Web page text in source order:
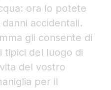
ora lo potete
accidentali.
gli consente di
tipici del luogo di
del vostro
per il